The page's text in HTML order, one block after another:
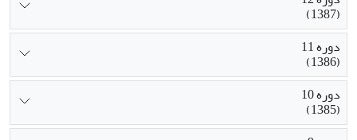
(1387)
دوره 11
(1386)
دوره 10
(1385)